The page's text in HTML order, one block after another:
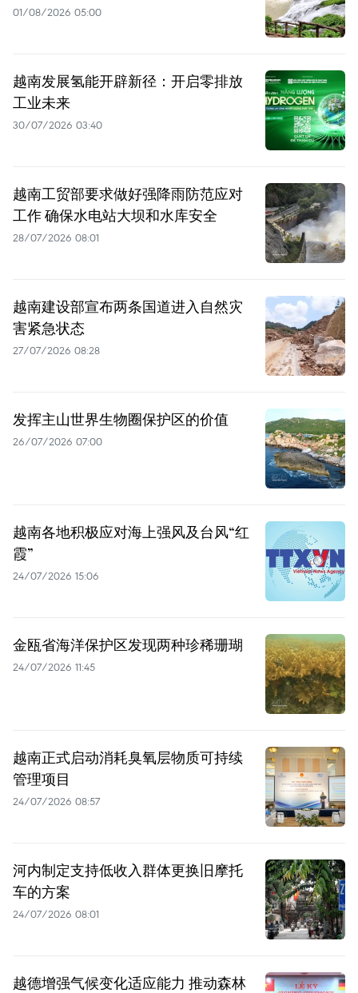
01/08/2026 05:00
越南发展氢能开辟新径：开启零排放
工业未来
30/07/2026 03:40
越南工贸部要求做好强降雨防范应对
工作 确保水电站大坝和水库安全
28/07/2026 08:01
越南建设部宣布两条国道进入自然灾
害紧急状态
27/07/2026 08:28
发挥主山世界生物圈保护区的价值
26/07/2026 07:00
越南各地积极应对海上强风及台风“红
霞”
24/07/2026 15:06
金瓯省海洋保护区发现两种珍稀珊瑚
24/07/2026 11:45
越南正式启动消耗臭氧层物质可持续
管理项目
24/07/2026 08:57
河内制定支持低收入群体更换旧摩托
车的方案
24/07/2026 08:01
越德增强气候变化适应能力 推动森林